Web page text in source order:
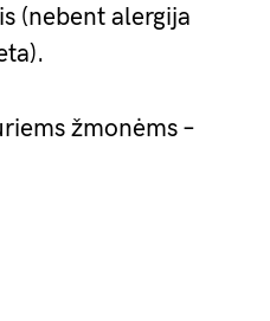
(nebent alergija
žmonėms –